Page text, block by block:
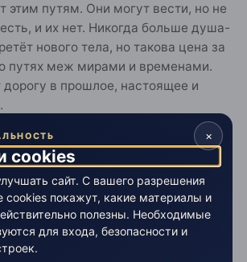
этим путям. Они могут вести, но не
и их нет. Никогда больше душа-
нового тела, но такова цена за
путях меж мирами и временами.
дорогу в прошлое, настоящее и
стираются чувства, по этому все
похожи друг на друга, словно
моря, отшлифованная водами его.
по тропам меж мирами
не спрашивают ни о чём своих
×
cookies
сайт. С вашего разрешения
cookies покажут, какие материалы и
полезны. Необходимые
для входа, безопасности и